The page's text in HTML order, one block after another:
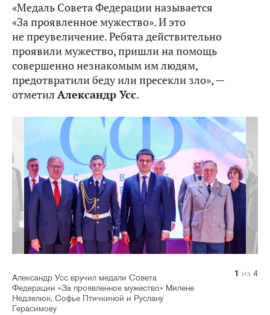
«Медаль Совета Федерации называется
«За проявленное мужество». И это
не преувеличение. Ребята действительно
проявили мужество, пришли на помощь
совершенно незнакомым им людям,
предотвратили беду или пресекли зло», —
отметил Александр Усс.
Александр Усс вручил медали Совета
Федерации «За проявленное мужество» Милене
Недзелюк, Софье Птичкиной и Руслану
Герасимову
1 из 4
2 из 4
3 из 4
4 из 4